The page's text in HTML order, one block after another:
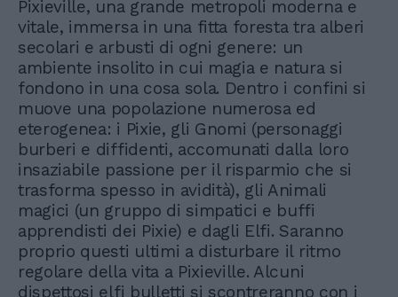
Pixieville, una grande metropoli moderna e
vitale, immersa in una fitta foresta tra alberi
secolari e arbusti di ogni genere: un
ambiente insolito in cui magia e natura si
fondono in una cosa sola. Dentro i confini si
muove una popolazione numerosa ed
eterogenea: i Pixie, gli Gnomi (personaggi
burberi e diffidenti, accomunati dalla loro
insaziabile passione per il risparmio che si
trasforma spesso in avidità), gli Animali
magici (un gruppo di simpatici e buffi
apprendisti dei Pixie) e dagli Elfi. Saranno
proprio questi ultimi a disturbare il ritmo
regolare della vita a Pixieville. Alcuni
dispettosi elfi bulletti si scontreranno con i